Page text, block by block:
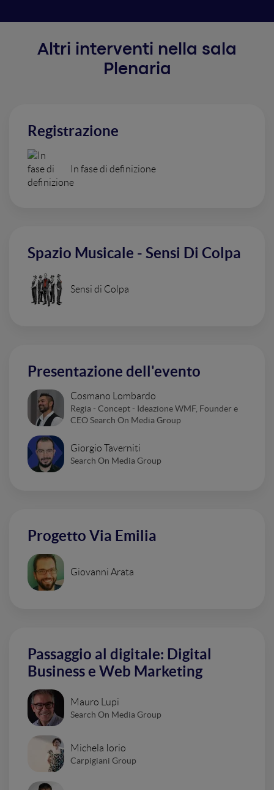
Altri interventi nella sala
Plenaria
Registrazione
In fase di definizione
Spazio Musicale - Sensi Di Colpa
Sensi di Colpa
Presentazione dell'evento
Cosmano Lombardo
Regia - Concept - Ideazione WMF, Founder e
CEO Search On Media Group
Giorgio Taverniti
Search On Media Group
Progetto Via Emilia
Giovanni Arata
Passaggio al digitale: Digital
Business e Web Marketing
Mauro Lupi
Search On Media Group
Michela Iorio
Carpigiani Group